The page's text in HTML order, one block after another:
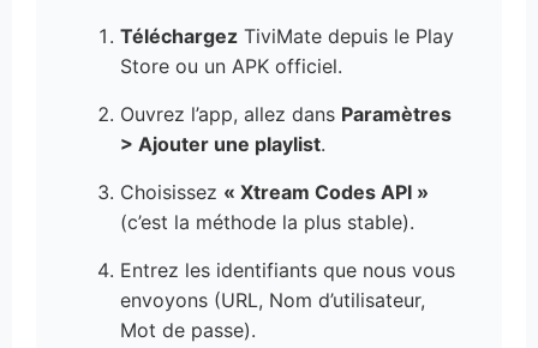
Téléchargez TiviMate depuis le Play
Store ou un APK officiel.
Ouvrez l’app, allez dans Paramètres
> Ajouter une playlist.
Choisissez « Xtream Codes API »
(c’est la méthode la plus stable).
Entrez les identifiants que nous vous
envoyons (URL, Nom d’utilisateur,
Mot de passe).